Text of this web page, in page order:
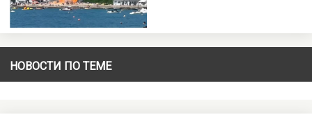
НОВОСТИ ПО ТЕМЕ